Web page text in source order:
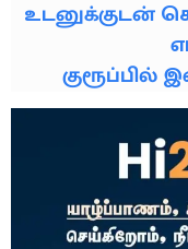
உடனுக்குடன்